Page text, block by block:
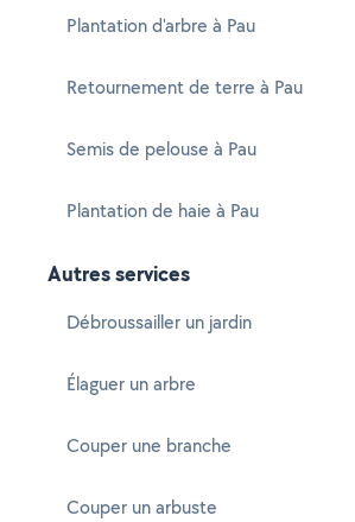
Plantation d'arbre à Pau
Retournement de terre à Pau
Semis de pelouse à Pau
Plantation de haie à Pau
Autres services
Débroussailler un jardin
Élaguer un arbre
Couper une branche
Couper un arbuste